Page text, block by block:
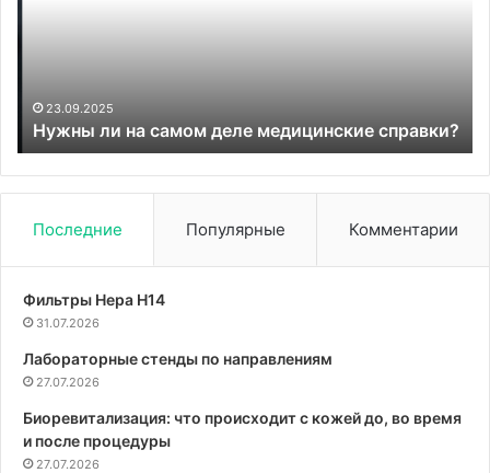
23.09.2025
Нужны ли на самом деле медицинские справки?
Последние Популярные Комментарии
Фильтры Hepa Н14
31.07.2026
Лабораторные стенды по направлениям
27.07.2026
Биоревитализация: что происходит с кожей до, во время
и после процедуры
27.07.2026